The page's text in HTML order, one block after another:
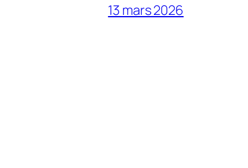
13 mars 2026